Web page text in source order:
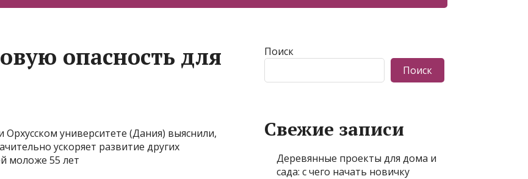
опасность для
университете (Дания) выяснили,
ускоряет развитие других
моложе 55 лет
Поиск
Поиск
Свежие записи
Деревянные проекты для дома и
сада: с чего начать новичку